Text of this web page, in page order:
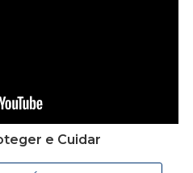
e Cuidar